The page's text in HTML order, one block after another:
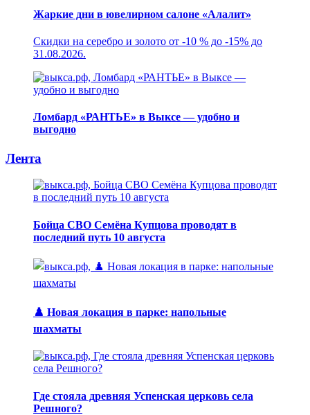
Жаркие дни в ювелирном салоне «Алалит»
Скидки на серебро и золото от -10 % до -15% до
31.08.2026.
Ломбард «РАНТЬЕ» в Выксе — удобно и
выгодно
Лента
Бойца СВО Семёна Купцова проводят в
последний путь 10 августа
♟️ Новая локация в парке: напольные
шахматы
Где стояла древняя Успенская церковь села
Решного?